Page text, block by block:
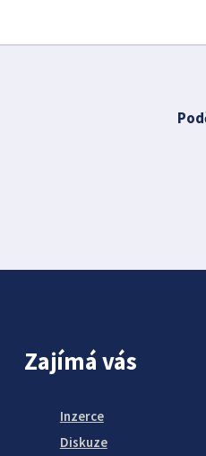
Zajímá vás
Inzerce
Diskuze